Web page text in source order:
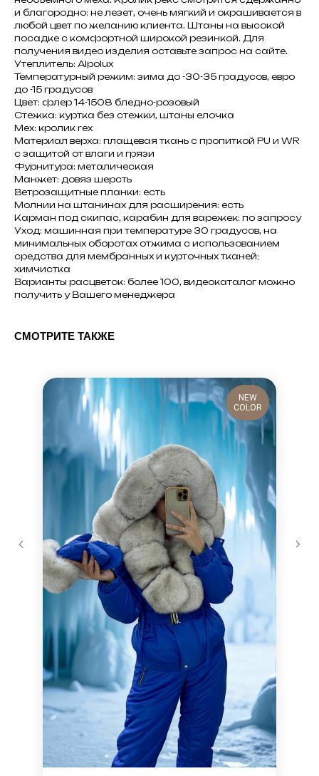
и благородно: не лезет, очень мягкий и окрашивается в
любой цвет по желанию клиента. Штаны на высокой
посадке с комфортной широкой резинкой. Для
получения видео изделия оставьте запрос на сайте.
Утеплитель: Alpolux
Температурный режим: зима до -30-35 градусов, евро
до -15 градусов
Цвет: флер 14-1508 бледно-розовый
Стежка: куртка без стежки, штаны елочка
Мех: кролик rex
Материал верха: плащевая ткань с пропиткой PU и WR
с защитой от влаги и грязи
Фурнитура: металическая
Манжет: довяз шерсть
Ветрозащитные планки: есть
Молнии на штанинах для расширения: есть
Карман под скипас, карабин для варежек: по запросу
Уход: машинная при температуре 30 градусов, на
минимальных оборотах отжима с использованием
средства для мембранных и курточных тканей;
химчистка
Варианты расцветок: более 100, видеокаталог можно
получить у Вашего менеджера
СМОТРИТЕ ТАКЖЕ
NEW
COLOR